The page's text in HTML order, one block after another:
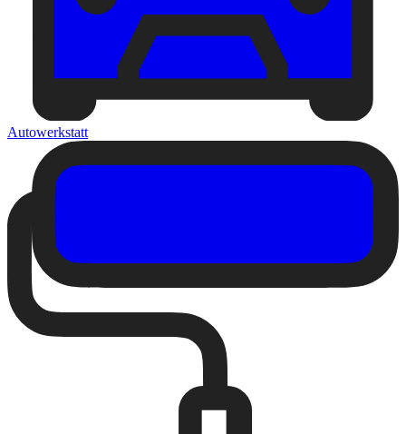
Autowerkstatt